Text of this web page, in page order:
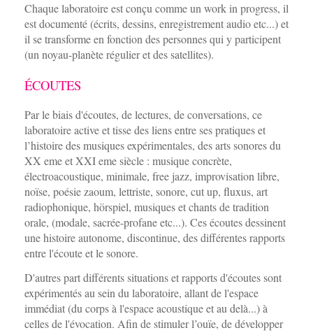
Chaque laboratoire est conçu comme un work in progress, il
est documenté (écrits, dessins, enregistrement audio etc...) et
il se transforme en fonction des personnes qui y participent
(un noyau-planète régulier et des satellites).
ÉCOUTES
Par le biais d'écoutes, de lectures, de conversations, ce
laboratoire active et tisse des liensentre ses pratiques et
l’histoire des musiques expérimentales, des arts sonores du
XX eme et XXI eme siècle : musique concrète,
électroacoustique, minimale, free jazz, improvisation libre,
noïse, poésie zaoum, lettriste, sonore, cut up, fluxus, art
radiophonique, hörspiel, musiques et chants de tradition
orale, (modale, sacrée-profane etc...). Ces écoutes dessinent
une histoire autonome, discontinue, des différentes rapports
entre l'écoute et le sonore.
D'autres part différents situations et rapports d'écoutes sont
expérimentés au sein du laboratoire, allant de l'espace
immédiat (du corps à l'espace acoustique et au delà...) à
celles de l'évocation. Afin de stimuler l’ouïe, de développer